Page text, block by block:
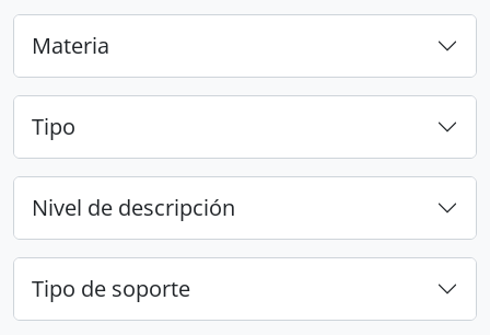
Materia
Tipo
Nivel de descripción
Tipo de soporte